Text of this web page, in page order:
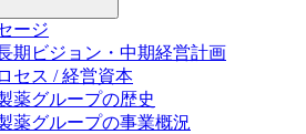
ージ
期ビジョン・中期経営計画
セス / 経営資本
薬グループの歴史
薬グループの事業概況